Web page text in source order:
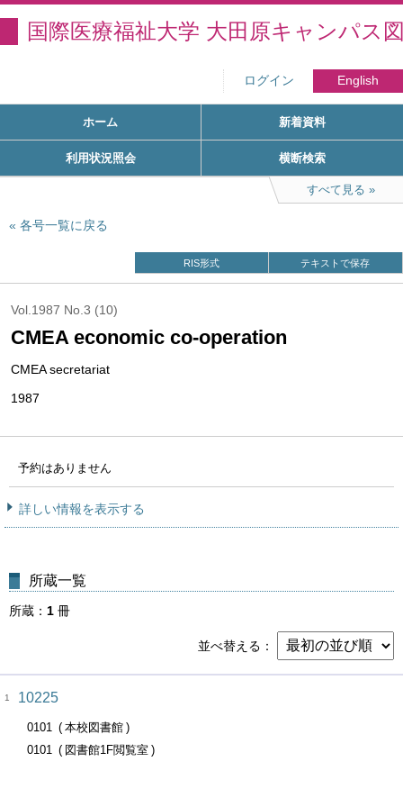
国際医療福祉大学 大田原キャンパス
ログイン English
ホーム 新着資料
利用状況照会 横断検索
すべて見る
各号一覧に戻る
RIS形式 テキストで保存
Vol.1987 No.3 (10)
CMEA economic co-operation
CMEA secretariat
1987
予約はありません
詳しい情報を表示する
所蔵一覧
所蔵 1 冊
並べ替える
1 10225
0101
本校図書館
0101
図書館1F閲覧室